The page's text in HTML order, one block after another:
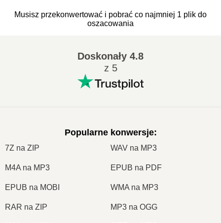
Musisz przekonwertować i pobrać co najmniej 1 plik do
oszacowania
Doskonały 4.8
z 5
Popularne konwersje:
7Z na ZIP WAV na MP3
M4A na MP3 EPUB na PDF
EPUB na MOBI WMA na MP3
RAR na ZIP MP3 na OGG